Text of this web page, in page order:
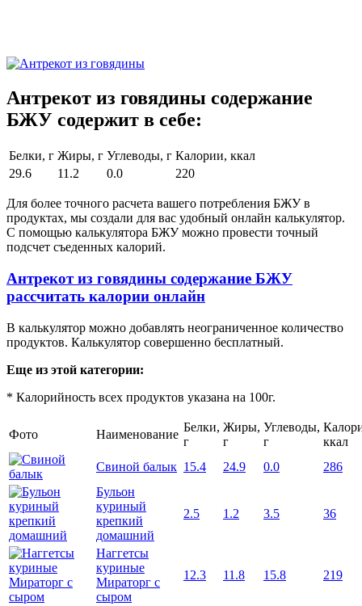
Антрекот из говядины содержание
БЖУ содержит в себе:
Белки, г Жиры, г Углеводы, г Калории, ккал
29.6
11.2 0.0 220
Для более точного расчета вашего потребления БЖУ в
продуктах, мы создали для вас удобный онлайн калькулятор.
С помощью калькулятора БЖУ можно провести точный
подсчет съеденных калорий.
Антрекот из говядины содержание БЖУ
рассчитать калории онлайн
В калькулятор можно добавлять неограниченное количество
продуктов. Калькулятор совершенно бесплатный.
Еще из этой категории:
* Калорийность всех продуктов указана на 100г.
Фото Наименование
Белки,
г
Жиры,
г
Углеводы,
г
ккал
Свиной балык 15.4 24.9 0.0
286
Бульон
куриный
крепкий
домашний
2.5 1.2 3.5 36
Наггетсы
куриные
Мираторг с
сыром
12.3 11.8 15.8 219